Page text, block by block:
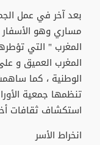
بعد آخر في عمل
مساري وهو
المغرب " التي
المغرب العميق و
الوطنية ، كما
تنظمها جمعية
استكشاف ثقافات
انخراط الأسر